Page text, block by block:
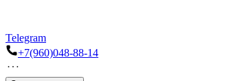
Telegram
+7(960)048-88-14